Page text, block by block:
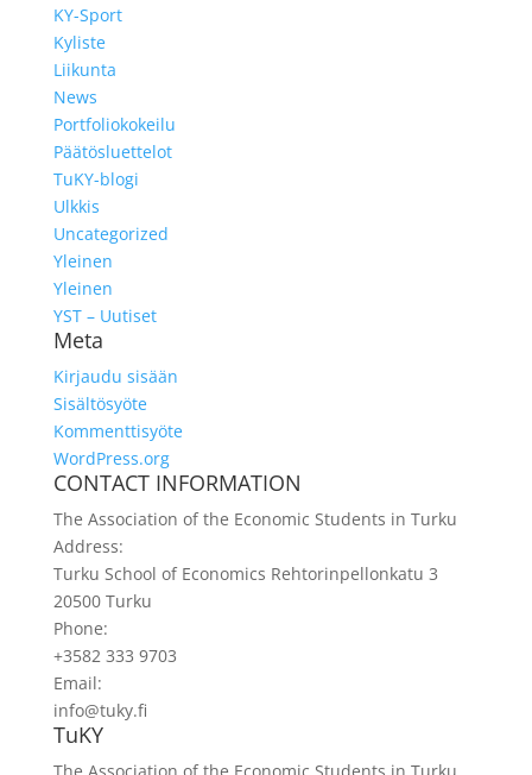
KY-Sport
Kyliste
Liikunta
News
Portfoliokokeilu
Päätösluettelot
TuKY-blogi
Ulkkis
Uncategorized
Yleinen
Yleinen
YST – Uutiset
Meta
Kirjaudu sisään
Sisältösyöte
Kommenttisyöte
WordPress.org
CONTACT INFORMATION
The Association of the Economic Students in Turku
Address:
Turku School of Economics Rehtorinpellonkatu 3
20500 Turku
Phone:
+3582 333 9703
Email:
info@tuky.fi
TuKY